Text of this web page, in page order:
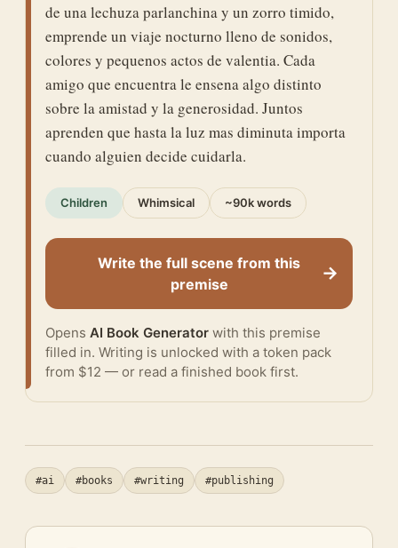
de una lechuza parlanchina y un zorro timido,
emprende un viaje nocturno lleno de sonidos,
colores y pequenos actos de valentia. Cada
amigo que encuentra le ensena algo distinto
sobre la amistad y la generosidad. Juntos
aprenden que hasta la luz mas diminuta importa
cuando alguien decide cuidarla.
Children Whimsical ~90k words
Write the full scene from this
premise
→
Opens AI Book Generator with this premise
filled in. Writing is unlocked with a token pack
from $12 — or read a finished book first.
#ai #books #writing #publishing